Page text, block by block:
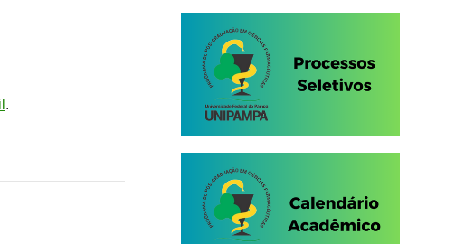
.